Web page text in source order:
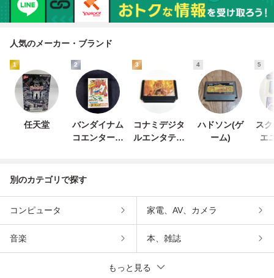
人気のメーカー・ブランド
1
任天堂
2
バンダイナム
コエンターテ
3
コナミデジタ
ルエンタテイ
4
ハドソン(ゲ
ーム)
5
ス
エ
別のカテゴリで探す
コンピュータ 家電、AV、カメラ
音楽 本、雑誌
もっと見る